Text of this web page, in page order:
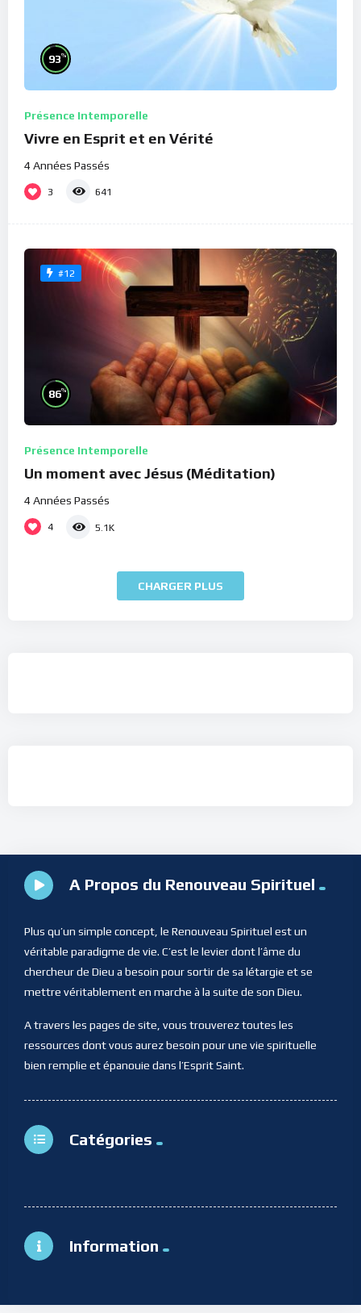
93%
Présence Intemporelle
Vivre en Esprit et en Vérité
4 Années Passés
3 641
#12
86%
Présence Intemporelle
Un moment avec Jésus (Méditation)
4 Années Passés
4 5.1K
CHARGER PLUS
A Propos du Renouveau Spirituel
Plus qu’un simple concept, le Renouveau Spirituel est un
véritable paradigme de vie. C’est le levier dont l’âme du
chercheur de Dieu a besoin pour sortir de sa létargie et se
mettre véritablement en marche à la suite de son Dieu.
A travers les pages de site, vous trouverez toutes les
ressources dont vous aurez besoin pour une vie spirituelle
bien remplie et épanouie dans l’Esprit Saint.
Catégories
Information